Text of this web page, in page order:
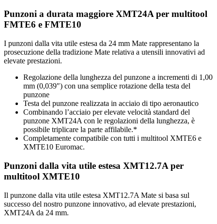
Punzoni a durata maggiore XMT24A per multitool
FMTE6 e FMTE10
I punzoni dalla vita utile estesa da 24 mm Mate rappresentano la
prosecuzione della tradizione Mate relativa a utensili innovativi ad
elevate prestazioni.
Regolazione della lunghezza del punzone a incrementi di 1,00
mm (0,039″) con una semplice rotazione della testa del
punzone
Testa del punzone realizzata in acciaio di tipo aeronautico
Combinando l’acciaio per elevate velocità standard del
punzone XMT24A con le regolazioni della lunghezza, è
possibile triplicare la parte affilabile.*
Completamente compatibile con tutti i multitool XMTE6 e
XMTE10 Euromac.
Punzoni dalla vita utile estesa XMT12.7A per
multitool XMTE10
Il punzone dalla vita utile estesa XMT12.7A Mate si basa sul
successo del nostro punzone innovativo, ad elevate prestazioni,
XMT24A da 24 mm.